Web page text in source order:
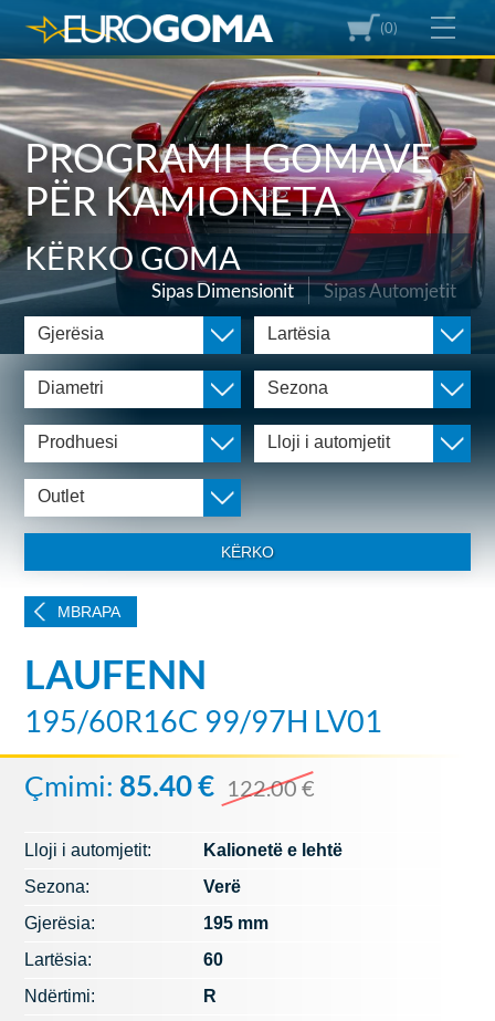
(0)
PROGRAMI I GOMAVE
PËR KAMIONETA
KËRKO GOMA
Sipas Dimensionit Sipas Automjetit
Gjerësia Lartësia
Diametri Sezona
Prodhuesi Lloji i automjetit
Outlet
KËRKO
MBRAPA
LAUFENN
195/60R16C 99/97H LV01
Çmimi: 85.40 € 122.00 €
Lloji i automjetit:
Kalionetë e lehtë
Sezona:
Verë
Gjerësia:
195 mm
Lartësia:
60
Ndërtimi:
R